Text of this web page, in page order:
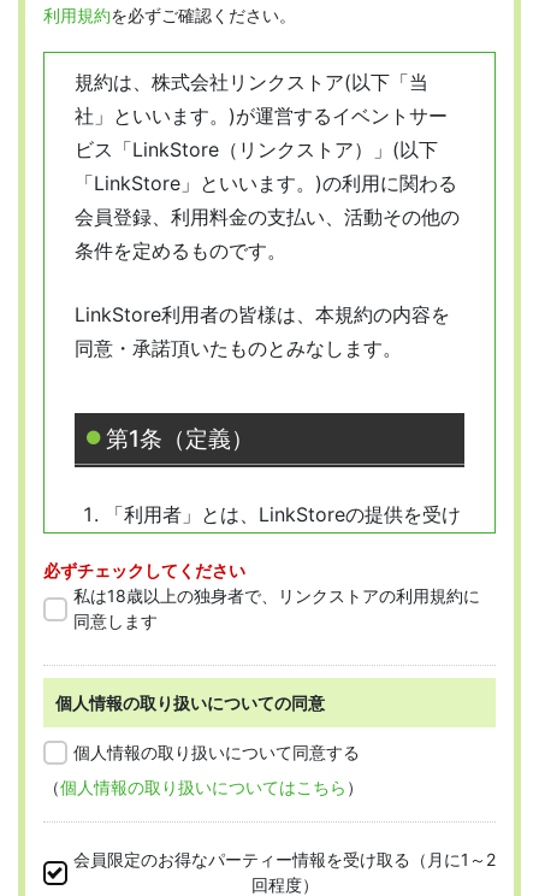
利用規約を必ずご確認ください。
規約は、株式会社リンクストア(以下「当
社」といいます。)が運営するイベントサー
ビス「LinkStore（リンクストア）」(以下
「LinkStore」といいます。)の利用に関わる
会員登録、利用料金の支払い、活動その他の
条件を定めるものです。
LinkStore利用者の皆様は、本規約の内容を
同意・承諾頂いたものとみなします。
第1条（定義）
「利用者」とは、LinkStoreの提供を受け
「会員」とは、本規約に従って会員登録
をした人を指します。
第2条 （適用範囲）
本規約は、すべての会員に適用され、登録手
ります。
必ずチェックしてください
私は18歳以上の独身者で、リンクストアの利用規約に
同意します
個人情報の取り扱いについての同意
個人情報の取り扱いについて同意する
（個人情報の取り扱いについてはこちら ）
会員限定のお得なパーティー情報を受け取る（月に1～2
回程度）